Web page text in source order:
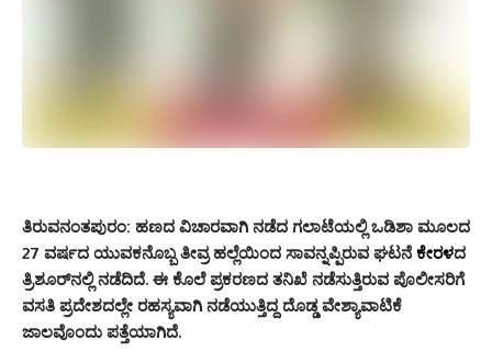
ತಿರುವನಂತಪುರಂ: ಹಣದ ವಿಚಾರವಾಗಿ ನಡೆದ ಗಲಾಟೆಯಲ್ಲಿ ಒಡಿಶಾ ಮೂಲದ
27 ವರ್ಷದ ಯುವಕನೊಬ್ಬ ತೀವ್ರ ಹಲ್ಲೆಯಿಂದ ಸಾವನ್ನಪ್ಪಿರುವ ಘಟನೆ ಕೇರಳದ
ತ್ರಿಶೂರ್‌ನಲ್ಲಿ ನಡೆದಿದೆ. ಈ ಕೊಲೆ ಪ್ರಕರಣದ ತನಿಖೆ ನಡೆಸುತ್ತಿರುವ ಪೊಲೀಸರಿಗೆ
ವಸತಿ ಪ್ರದೇಶದಲ್ಲೇ ರಹಸ್ಯವಾಗಿ ನಡೆಯುತ್ತಿದ್ದ ದೊಡ್ಡ ವೇಶ್ಯಾವಾಟಿಕೆ
ಜಾಲವೊಂದು ಪತ್ತೆಯಾಗಿದೆ.